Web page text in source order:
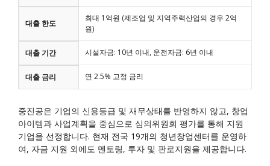
대출 한도
최대 1억원 (제조업 및 지역주력산업의 경우 2억
원)
대출 기간 시설자금: 10년 이내, 운전자금: 6년 이내
대출 금리 연 2.5% 고정 금리
중진공은 기업의 신용등급 및 재무상태를 반영하지 않고, 창업
아이템과 사업계획을 중심으로 심의위원회 평가를 통해 지원
기업을 선정합니다. 현재 전국 19개의 청년창업센터를 운영하
여, 자금 지원 외에도 멘토링, 투자 및 판로지원을 제공합니다.